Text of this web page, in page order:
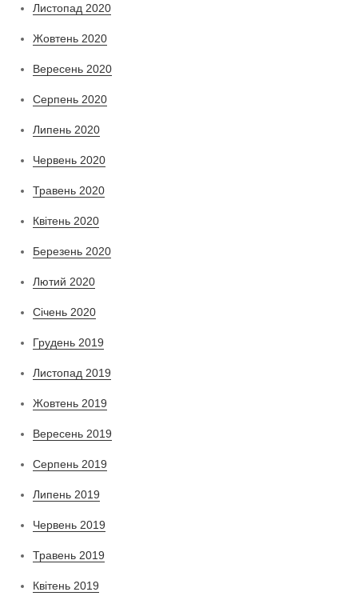
Листопад 2020
Жовтень 2020
Вересень 2020
Серпень 2020
Липень 2020
Червень 2020
Травень 2020
Квітень 2020
Березень 2020
Лютий 2020
Січень 2020
Грудень 2019
Листопад 2019
Жовтень 2019
Вересень 2019
Серпень 2019
Липень 2019
Червень 2019
Травень 2019
Квітень 2019